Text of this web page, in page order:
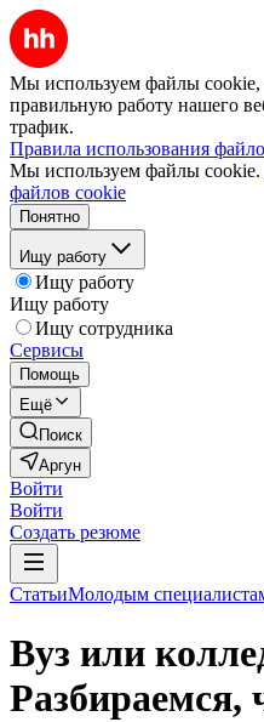
Мы используем файлы cookie,
правильную работу нашего
трафик.
Правила использования
Мы используем файлы cookie.
файлов cookie
Понятно
Ищу работу
Ищу работу
Ищу работу
Ищу сотрудника
Сервисы
Помощь
Ещё
Поиск
Аргун
Войти
Войти
Создать резюме
СтатьиМолодым
Вуз или
Разбираемся,